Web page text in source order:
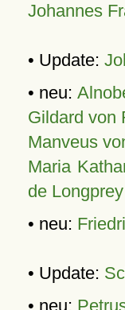
Johannes
• Update:
• neu:
Gildard von
Manveus
Maria
de Longprey
• neu:
• Update:
• neu: